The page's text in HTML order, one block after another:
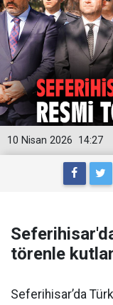
14:27
10 Nisan 2026
törenle
Seferihisar’da